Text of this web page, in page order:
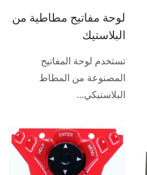
لوحة مفاتيح مطاطية من
البلاستيك
تستخدم لوحة المفاتيح
المصنوعة من المطاط
البلاستيكي...